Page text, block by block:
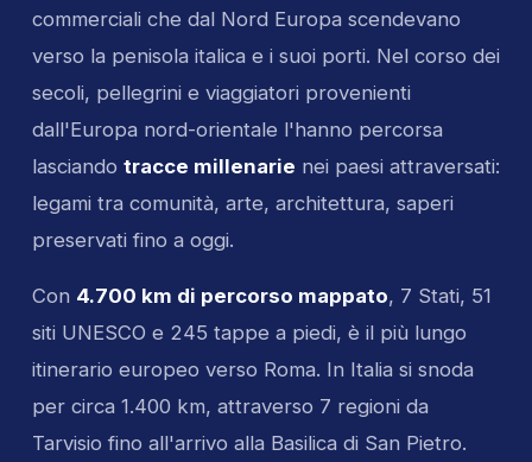
commerciali che dal Nord Europa scendevano
verso la penisola italica e i suoi porti. Nel corso dei
secoli, pellegrini e viaggiatori provenienti
dall'Europa nord-orientale l'hanno percorsa
lasciando tracce millenarie nei paesi attraversati:
legami tra comunità, arte, architettura, saperi
preservati fino a oggi.
Con 4.700 km di percorso mappato, 7 Stati, 51
siti UNESCO e 245 tappe a piedi, è il più lungo
itinerario europeo verso Roma. In Italia si snoda
per circa 1.400 km, attraverso 7 regioni da
Tarvisio fino all'arrivo alla Basilica di San Pietro.